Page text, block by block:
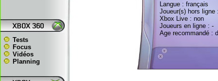
Tests
Focus
Vidéos
Planning
Langue : français
Joueur(s) hors ligne
Xbox Live : non
Joueurs en ligne : -
Age recommandé :